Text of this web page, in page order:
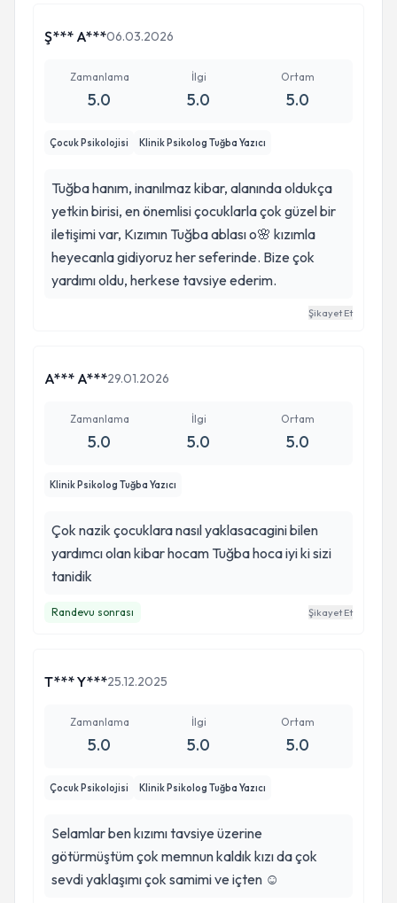
Ş*** A***06.03.2026
Zamanlama
5.0
İlgi
5.0
Ortam
5.0
Çocuk Psikolojisi Klinik Psikolog Tuğba Yazıcı
Tuğba hanım, inanılmaz kibar, alanında oldukça
yetkin birisi, en önemlisi çocuklarla çok güzel bir
iletişimi var, Kızımın Tuğba ablası o🌸 kızımla
heyecanla gidiyoruz her seferinde. Bize çok
yardımı oldu, herkese tavsiye ederim.
Şikayet Et
A*** A***29.01.2026
Zamanlama
5.0
İlgi
5.0
Ortam
5.0
Klinik Psikolog Tuğba Yazıcı
Çok nazik çocuklara nasıl yaklasacagini bilen
yardımcı olan kibar hocam Tuğba hoca iyi ki sizi
tanidik
Randevu sonrası Şikayet Et
T*** Y***25.12.2025
Zamanlama
5.0
İlgi
5.0
Ortam
5.0
Çocuk Psikolojisi Klinik Psikolog Tuğba Yazıcı
Selamlar ben kızımı tavsiye üzerine
götürmüştüm çok memnun kaldık kızı da çok
sevdi yaklaşımı çok samimi ve içten ☺️